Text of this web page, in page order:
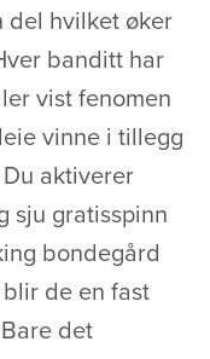
del hvilket øker
banditt har
vist fenomen
vinne i tillegg
aktiverer
sju gratisspinn
bondegård
de en fast
det